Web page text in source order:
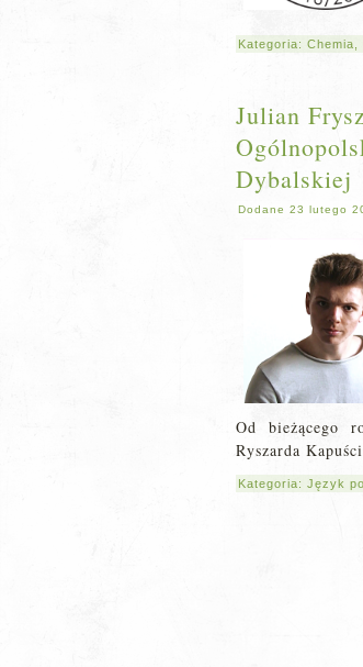
Kategoria: Chemia
Julian
Dybalskiej
Dodane 23 lutego
Od bieżącego
Ryszarda
Kategoria: Język